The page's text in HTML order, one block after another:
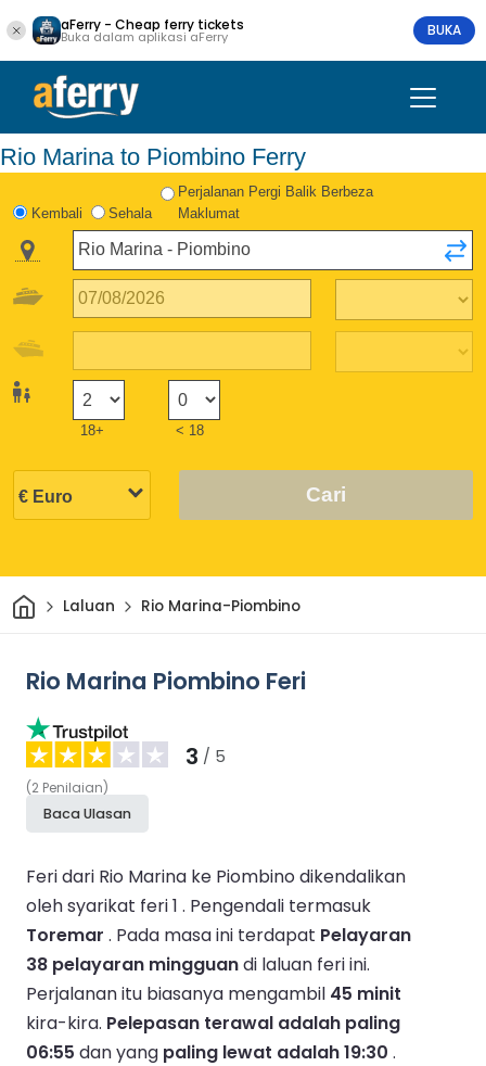
aFerry - Cheap ferry tickets
Buka dalam aplikasi aFerry BUKA
Rio Marina to Piombino Ferry
Kembali Sehala
Perjalanan Pergi Balik Berbeza
Maklumat
18+ < 18
Cari
Rumah
Laluan Rio Marina-Piombino
Rio Marina Piombino Feri
3 / 5
(2 Penilaian)
Baca Ulasan
Feri dari Rio Marina ke Piombino dikendalikan
oleh syarikat feri 1 . Pengendali termasuk
Toremar . Pada masa ini terdapat Pelayaran
38 pelayaran mingguandi laluan feri ini.
Perjalanan itu biasanya mengambil 45 minit
kira-kira. Pelepasan terawal adalah paling
06:55 dan yang paling lewat adalah 19:30 .